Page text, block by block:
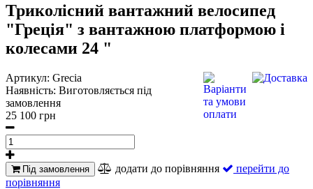
Триколісний вантажний велосипед
"Греція" з вантажною платформою і
колесами 24 "
Артикул: Grecia
Наявність: Виготовляється під
замовлення
25 100 грн
Під замовлення додати до порівняння
перейти до
порівняння